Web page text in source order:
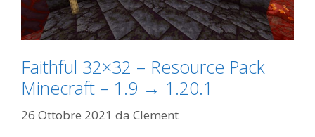
Faithful 32×32 – Resource Pack
Minecraft – 1.9 → 1.20.1
26 Ottobre 2021 da Clement